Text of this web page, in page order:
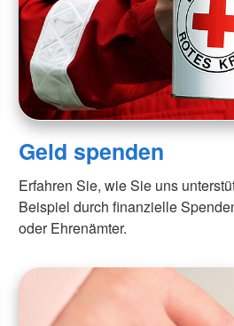
Geld spenden
Erfahren Sie, wie Sie uns
Beispiel durch finanzielle
oder Ehrenämter.